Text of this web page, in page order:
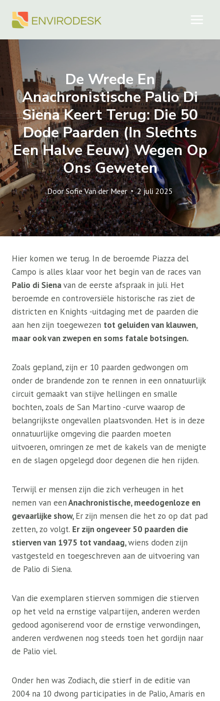
naar
De Wrede En
Anachronistische Palio Di
Siena Keert Terug: Die 50
Dode Paarden (in Slechts
Een Halve Eeuw) Wegen Op
Ons Geweten
DoorSofie Van der Meer 2 juli 2025
Hier komen we terug. In de beroemde Piazza del
Campo is alles klaar voor het begin van de races van
Palio di Sienavan de eerste afspraak in juli. Het
beroemde en controversiële historische ras ziet de
districten en Knights -uitdaging met de paarden die
aan hen zijn toegewezen tot geluiden van klauwen,
maar ook van zwepen en soms fatale botsingen.
Zoals gepland, zijn er 10 paarden gedwongen om
onder de brandende zon te rennen in een onnatuurlijk
circuit gemaakt van stijve hellingen en smalle
bochten, zoals de San Martino -curve waarop de
belangrijkste ongevallen plaatsvonden. Het is in deze
onnatuurlijke omgeving die paarden moeten
uitvoeren, omringen ze met de kakels van de menigte
en de slagen opgelegd door degenen die hen rijden.
Terwijl er mensen zijn die zich verheugen in het
nemen van eenAnachronistische, meedogenloze en
gevaarlijke show,Er zijn mensen die het zo op dat pad
zetten, zo volgt. Er zijn ongeveer 50 paarden die
stierven van 1975 tot vandaag,wiens doden zijn
vastgesteld en toegeschreven aan de uitvoering van
de Palio di Siena.
Van die exemplaren stierven sommigen die stierven
op het veld na ernstige valpartijen, anderen werden
gedood agoniserend voor de ernstige verwondingen,
anderen verdwenen nog steeds toen het gordijn naar
de Palio viel.
Onder hen was Zodiach, die stierf in de editie van
2004 na 10 dwong participaties in de Palio, Amaris en